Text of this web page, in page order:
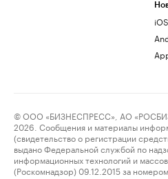
iOS
© ООО «БИЗНЕСПРЕСС», АО
2026. Сообщения и материалы
(свидетельство о регистрации
выдано Федеральной службой по
информационных технологий и
(Роскомнадзор) 09.12.2015 за